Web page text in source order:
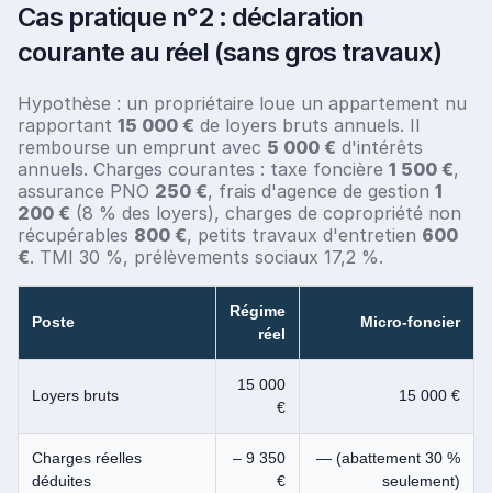
Cas pratique n°2 : déclaration
courante au réel (sans gros travaux)
Hypothèse : un propriétaire loue un appartement nu
rapportant 15 000 € de loyers bruts annuels. Il
rembourse un emprunt avec 5 000 € d'intérêts
annuels. Charges courantes : taxe foncière 1 500 €,
assurance PNO 250 €, frais d'agence de gestion 1
200 € (8 % des loyers), charges de copropriété non
récupérables 800 €, petits travaux d'entretien 600
€. TMI 30 %, prélèvements sociaux 17,2 %.
Poste
Régime
réel
Micro-foncier
Loyers bruts
15 000
€
15 000 €
Charges réelles
déduites
– 9 350
€
— (abattement 30 %
seulement)